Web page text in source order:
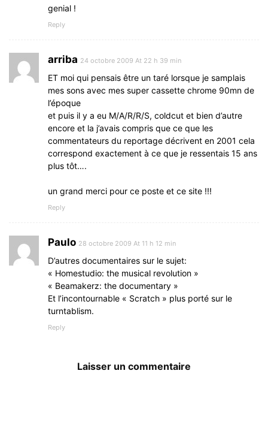
genial !
Reply
arriba 24 octobre 2009 At 22 h 39 min
ET moi qui pensais être un taré lorsque je samplais
mes sons avec mes super cassette chrome 90mn de
l’époque
et puis il y a eu M/A/R/R/S, coldcut et bien d’autre
encore et la j’avais compris que ce que les
commentateurs du reportage décrivent en 2001 cela
correspond exactement à ce que je ressentais 15 ans
plus tôt….
un grand merci pour ce poste et ce site !!!
Reply
Paulo 28 octobre 2009 At 11 h 12 min
D’autres documentaires sur le sujet:
« Homestudio: the musical revolution »
« Beamakerz: the documentary »
Et l’incontournable « Scratch » plus porté sur le
turntablism.
Reply
Laisser un commentaire